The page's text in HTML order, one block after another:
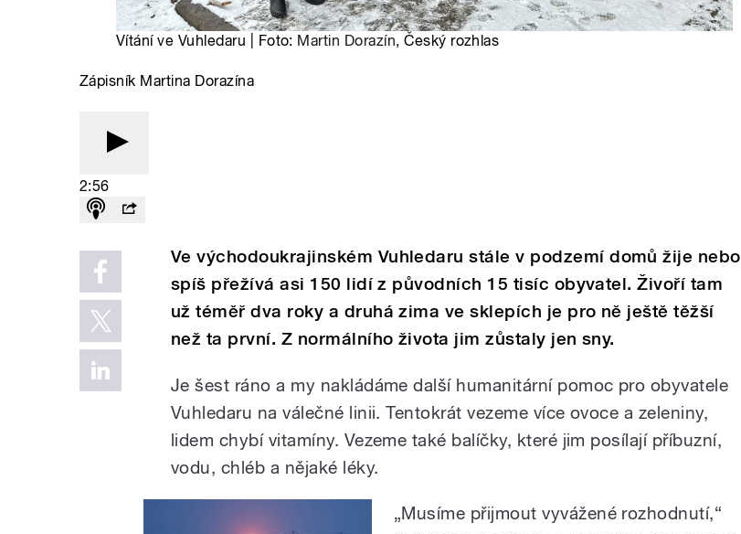
Vítání ve Vuhledaru | Foto: Martin Dorazín, Český rozhlas
Zápisník Martina Dorazína
2:56
Ve východoukrajinském Vuhledaru stále v podzemí domů žije nebo
spíš přežívá asi 150 lidí z původních 15 tisíc obyvatel. Živoří tam
už téměř dva roky a druhá zima ve sklepích je pro ně ještě těžší
než ta první. Z normálního života jim zůstaly jen sny.
Je šest ráno a my nakládáme další humanitární pomoc pro obyvatele
Vuhledaru na válečné linii. Tentokrát vezeme více ovoce a zeleniny,
lidem chybí vitamíny. Vezeme také balíčky, které jim posílají příbuzní,
vodu, chléb a nějaké léky.
„Musíme přijmout vyvážené rozhodnutí,“